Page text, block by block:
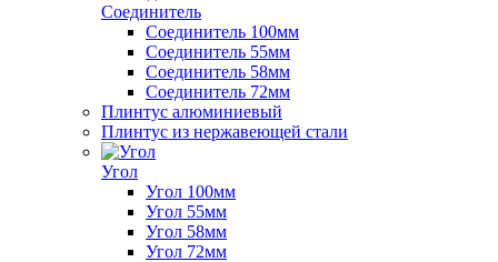
Соединитель
Соединитель 100мм
Соединитель 55мм
Соединитель 58мм
Соединитель 72мм
Плинтус алюминиевый
Плинтус из нержавеющей стали
Угол
Угол 100мм
Угол 55мм
Угол 58мм
Угол 72мм